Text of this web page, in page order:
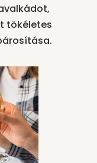
tökéletes